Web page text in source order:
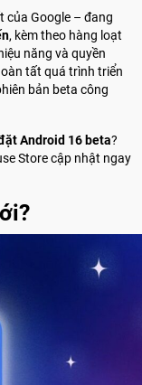
của Google – đang
, kèm theo hàng loạt
năng và quyền
tất quá trình triển
bản beta công
Android 16 beta?
Store cập nhật ngay